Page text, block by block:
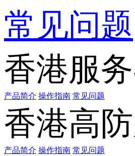
常见问题
香港服
产品简介 操作指南 常见问题
香港高
产品简介 操作指南 常见问题